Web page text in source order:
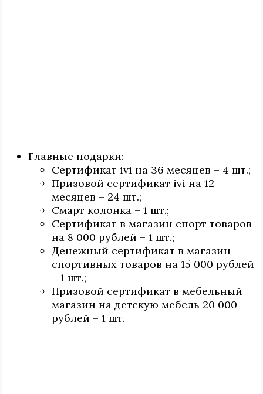
Главные подарки:
Сертификат ivi на 36 месяцев – 4 шт.;
Призовой сертификат ivi на 12
месяцев – 24 шт.;
Смарт колонка – 1 шт.;
Сертификат в магазин спорт товаров
на 8 000 рублей – 1 шт.;
Денежный сертификат в магазин
спортивных товаров на 15 000 рублей
– 1 шт.;
Призовой сертификат в мебельный
магазин на детскую мебель 20 000
рублей – 1 шт.